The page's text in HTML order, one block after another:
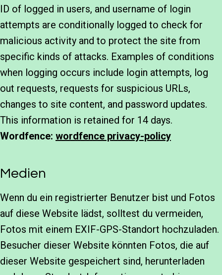
ID of logged in users, and username of login
attempts are conditionally logged to check for
malicious activity and to protect the site from
specific kinds of attacks. Examples of conditions
when logging occurs include login attempts, log
out requests, requests for suspicious URLs,
changes to site content, and password updates.
This information is retained for 14 days.
Wordfence: wordfence privacy-policy
Medien
Wenn du ein registrierter Benutzer bist und Fotos
auf diese Website lädst, solltest du vermeiden,
Fotos mit einem EXIF-GPS-Standort hochzuladen.
Besucher dieser Website könnten Fotos, die auf
dieser Website gespeichert sind, herunterladen